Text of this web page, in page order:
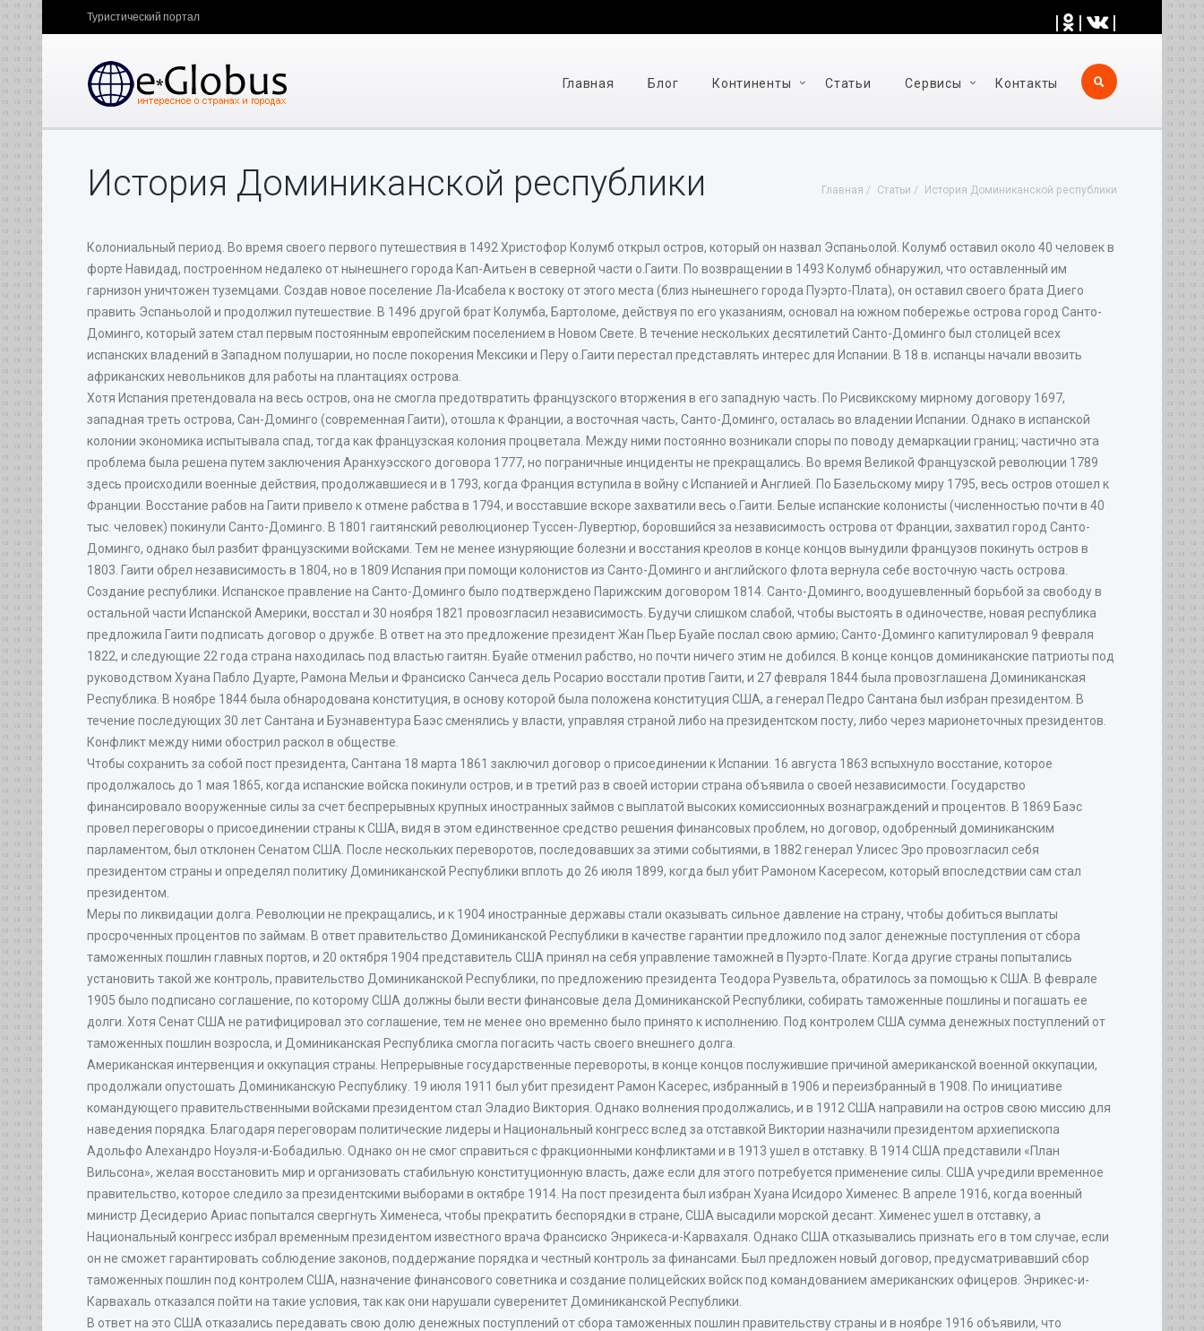
| | |
Туристический портал
Главная Блог Континенты Статьи Cервисы Контакты
Главная Статьи История Доминиканской республики
История Доминиканской республики
Колониальный период. Во время своего первого путешествия в 1492 Христофор Колумб открыл остров, который он назвал Эспаньолой. Колумб оставил около 40 человек в
форте Навидад, построенном недалеко от нынешнего города Кап-Аитьен в северной части о.Гаити. По возвращении в 1493 Колумб обнаружил, что оставленный им
гарнизон уничтожен туземцами. Создав новое поселение Ла-Исабела к востоку от этого места (близ нынешнего города Пуэрто-Плата), он оставил своего брата Диего
править Эспаньолой и продолжил путешествие. В 1496 другой брат Колумба, Бартоломе, действуя по его указаниям, основал на южном побережье острова город Санто-
Доминго, который затем стал первым постоянным европейским поселением в Новом Свете. В течение нескольких десятилетий Санто-Доминго был столицей всех
испанских владений в Западном полушарии, но после покорения Мексики и Перу о.Гаити перестал представлять интерес для Испании. В 18 в. испанцы начали ввозить
африканских невольников для работы на плантациях острова.
Хотя Испания претендовала на весь остров, она не смогла предотвратить французского вторжения в его западную часть. По Рисвикскому мирному договору 1697,
западная треть острова, Сан-Доминго (современная Гаити), отошла к Франции, а восточная часть, Санто-Доминго, осталась во владении Испании. Однако в испанской
колонии экономика испытывала спад, тогда как французская колония процветала. Между ними постоянно возникали споры по поводу демаркации границ; частично эта
проблема была решена путем заключения Аранхуэсского договора 1777, но пограничные инциденты не прекращались. Во время Великой Французской революции 1789
здесь происходили военные действия, продолжавшиеся и в 1793, когда Франция вступила в войну с Испанией и Англией. По Базельскому миру 1795, весь остров отошел к
Франции. Восстание рабов на Гаити привело к отмене рабства в 1794, и восставшие вскоре захватили весь о.Гаити. Белые испанские колонисты (численностью почти в 40
тыс. человек) покинули Санто-Доминго. В 1801 гаитянский революционер Туссен-Лувертюр, боровшийся за независимость острова от Франции, захватил город Санто-
Доминго, однако был разбит французскими войсками. Тем не менее изнуряющие болезни и восстания креолов в конце концов вынудили французов покинуть остров в
1803. Гаити обрел независимость в 1804, но в 1809 Испания при помощи колонистов из Санто-Доминго и английского флота вернула себе восточную часть острова.
Создание республики. Испанское правление на Санто-Доминго было подтверждено Парижским договором 1814. Санто-Доминго, воодушевленный борьбой за свободу в
остальной части Испанской Америки, восстал и 30 ноября 1821 провозгласил независимость. Будучи слишком слабой, чтобы выстоять в одиночестве, новая республика
предложила Гаити подписать договор о дружбе. В ответ на это предложение президент Жан Пьер Буайе послал свою армию; Санто-Доминго капитулировал 9 февраля
1822, и следующие 22 года страна находилась под властью гаитян. Буайе отменил рабство, но почти ничего этим не добился. В конце концов доминиканские патриоты под
руководством Хуана Пабло Дуарте, Рамона Мельи и Франсиско Санчеса дель Росарио восстали против Гаити, и 27 февраля 1844 была провозглашена Доминиканская
Республика. В ноябре 1844 была обнародована конституция, в основу которой была положена конституция США, а генерал Педро Сантана был избран президентом. В
течение последующих 30 лет Сантана и Буэнавентура Баэс сменялись у власти, управляя страной либо на президентском посту, либо через марионеточных президентов.
Конфликт между ними обострил раскол в обществе.
Чтобы сохранить за собой пост президента, Сантана 18 марта 1861 заключил договор о присоединении к Испании. 16 августа 1863 вспыхнуло восстание, которое
продолжалось до 1 мая 1865, когда испанские войска покинули остров, и в третий раз в своей истории страна объявила о своей независимости. Государство
финансировало вооруженные силы за счет беспрерывных крупных иностранных займов с выплатой высоких комиссионных вознаграждений и процентов. В 1869 Баэс
провел переговоры о присоединении страны к США, видя в этом единственное средство решения финансовых проблем, но договор, одобренный доминиканским
парламентом, был отклонен Сенатом США. После нескольких переворотов, последовавших за этими событиями, в 1882 генерал Улисес Эро провозгласил себя
президентом страны и определял политику Доминиканской Республики вплоть до 26 июля 1899, когда был убит Рамоном Касересом, который впоследствии сам стал
президентом.
Меры по ликвидации долга. Революции не прекращались, и к 1904 иностранные державы стали оказывать сильное давление на страну, чтобы добиться выплаты
просроченных процентов по займам. В ответ правительство Доминиканской Республики в качестве гарантии предложило под залог денежные поступления от сбора
таможенных пошлин главных портов, и 20 октября 1904 представитель США принял на себя управление таможней в Пуэрто-Плате. Когда другие страны попытались
установить такой же контроль, правительство Доминиканской Республики, по предложению президента Теодора Рузвельта, обратилось за помощью к США. В феврале
1905 было подписано соглашение, по которому США должны были вести финансовые дела Доминиканской Республики, собирать таможенные пошлины и погашать ее
долги. Хотя Сенат США не ратифицировал это соглашение, тем не менее оно временно было принято к исполнению. Под контролем США сумма денежных поступлений от
таможенных пошлин возросла, и Доминиканская Республика смогла погасить часть своего внешнего долга.
Американская интервенция и оккупация страны. Непрерывные государственные перевороты, в конце концов послужившие причиной американской военной оккупации,
продолжали опустошать Доминиканскую Республику. 19 июля 1911 был убит президент Рамон Касерес, избранный в 1906 и переизбранный в 1908. По инициативе
командующего правительственными войсками президентом стал Эладио Виктория. Однако волнения продолжались, и в 1912 США направили на остров свою миссию для
наведения порядка. Благодаря переговорам политические лидеры и Национальный конгресс вслед за отставкой Виктории назначили президентом архиепископа
Адольфо Алехандро Ноуэля-и-Бобадилью. Однако он не смог справиться с фракционными конфликтами и в 1913 ушел в отставку. В 1914 США представили «План
Вильсона», желая восстановить мир и организовать стабильную конституционную власть, даже если для этого потребуется применение силы. США учредили временное
правительство, которое следило за президентскими выборами в октябре 1914. На пост президента был избран Хуана Исидоро Хименес. В апреле 1916, когда военный
министр Десидерио Ариас попытался свергнуть Хименеса, чтобы прекратить беспорядки в стране, США высадили морской десант. Хименес ушел в отставку, а
Национальный конгресс избрал временным президентом известного врача Франсиско Энрикеса-и-Карвахаля. Однако США отказывались признать его в том случае, если
он не сможет гарантировать соблюдение законов, поддержание порядка и честный контроль за финансами. Был предложен новый договор, предусматривавший сбор
таможенных пошлин под контролем США, назначение финансового советника и создание полицейских войск под командованием американских офицеров. Энрикес-и-
Карвахаль отказался пойти на такие условия, так как они нарушали суверенитет Доминиканской Республики.
В ответ на это США отказались передавать свою долю денежных поступлений от сбора таможенных пошлин правительству страны и в ноябре 1916 объявили, что